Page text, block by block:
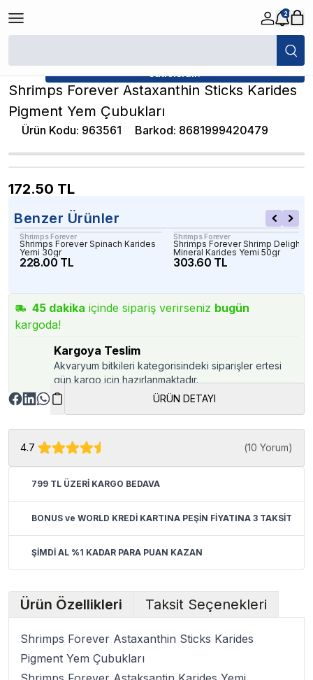
2
/ Shrimps Forever Astaxanthin Sticks Karides
satıcısıdır.
Shrimps Forever Astaxanthin Sticks Karides
Pigment Yem Çubukları
Ürün Kodu: 963561 Barkod: 8681999420479
172.50 TL
Benzer Ürünler
Shrimps Forever
Shrimps Forever Spinach Karides
Yemi 30gr
228.00 TL
Shrimps Forever
Shrimps Forever Shrimp Delight
Mineral Karides Yemi 50gr
303.60 TL
45 dakika içinde sipariş verirseniz bugün
kargoda!
Kargoya Teslim
Akvaryum bitkileri kategorisindeki siparişler ertesi
gün kargo için hazırlanmaktadır.
ÜRÜN DETAYI
4.7 (10 Yorum)
799 TL ÜZERİ KARGO BEDAVA
BONUS ve WORLD KREDİ KARTINA PEŞİN FİYATINA 3 TAKSİT
ŞİMDİ AL %1 KADAR PARA PUAN KAZAN
Ürün Özellikleri Taksit Seçenekleri
Shrimps Forever Astaxanthin Sticks Karides
Pigment Yem Çubukları